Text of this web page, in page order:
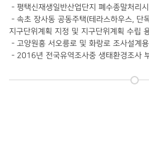
- 평택신재생일반산업단지 폐수종말처리
- 속초 장사동 공동주택(테라스하우스, 단
지구단위계획 지정 및 지구단위계획 수립
- 고양원흥 서오릉로 및 화랑로 조사설계
- 2016년 전국유역조사중 생태환경조사